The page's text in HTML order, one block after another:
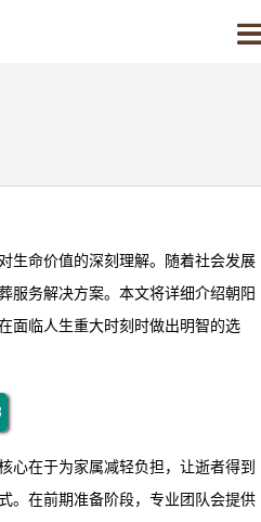
生命价值的深刻理解。随着社会发展
服务解决方案。本文将详细介绍朝阳
面临人生重大时刻时做出明智的选
心在于为家属减轻负担，让逝者得到
。在前期准备阶段，专业团队会提供